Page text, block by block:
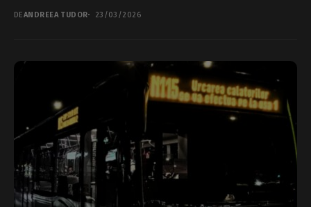
DEANDREEA TUDOR 23/03/2026